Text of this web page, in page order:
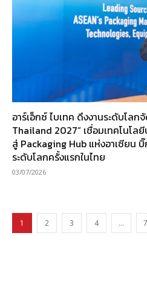
อาร์เอ็กซ์ ไบเทค ดึงงานระดับโลก
Thailand 2027” เชื่อมเทคโนโ
สู่ Packaging Hub แห่งอาเซียน
ระดับโลกครั้งแรกในไทย
03/07/2026
1 2 3 4 …